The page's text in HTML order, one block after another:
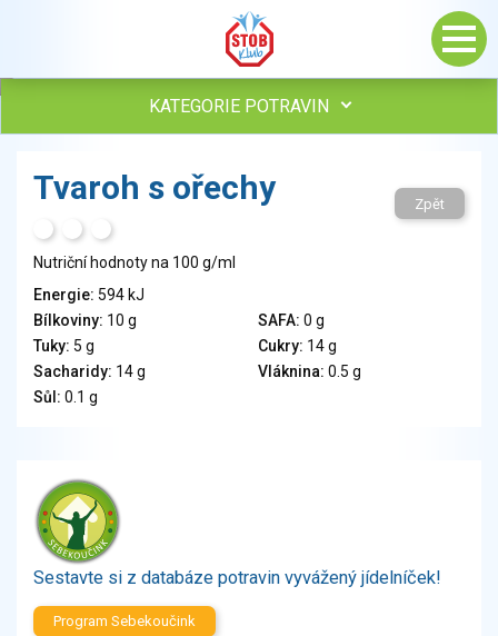
KATEGORIE POTRAVIN
Vejce
Veganské a vegetariánské výrobky
Tuky
Obiloviny, mouka, cereální výrobky
Chléb, pečivo, křehké chleby, pufované výrobky
Ořechy, semena
Zelenina
Brambory, luštěniny, houby
Sladkosti, slané výrobky
Ochucovadla, přísady, sladidla
Tvaroh s ořechy Zpět
Nutriční hodnoty na 100 g/ml
Energie: 594 kJ
Bílkoviny: 10 g SAFA: 0 g
Tuky: 5 g Cukry: 14 g
Sacharidy: 14 g Vláknina: 0.5 g
Sůl: 0.1 g
Sestavte si z databáze potravin vyvážený jídelníček!
Program Sebekoučink